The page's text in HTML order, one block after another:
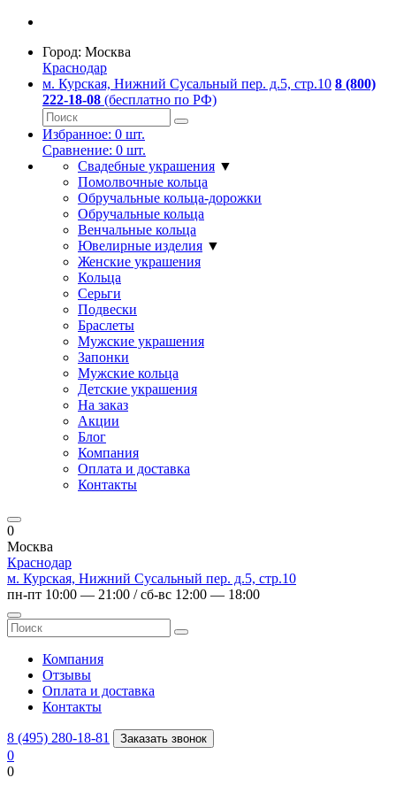
Город: Москва
Краснодар
м. Курская, Нижний Сусальный пер. д.5, стр.10 8 (800)
222-18-08 (бесплатно по РФ)
Избранное: 0 шт.
Сравнение: 0 шт.
Свадебные украшения ▼
Помолвочные кольца
Обручальные кольца-дорожки
Обручальные кольца
Венчальные кольца
Ювелирные изделия ▼
Женские украшения
Кольца
Серьги
Подвески
Браслеты
Мужские украшения
Запонки
Мужские кольца
Детские украшения
На заказ
Акции
Блог
Компания
Оплата и доставка
Контакты
0
Москва
Краснодар
м. Курская, Нижний Сусальный пер. д.5, стр.10
пн-пт 10:00 — 21:00 / сб-вс 12:00 — 18:00
Компания
Отзывы
Оплата и доставка
Контакты
8 (495) 280-18-81 Заказать звонок
0
0